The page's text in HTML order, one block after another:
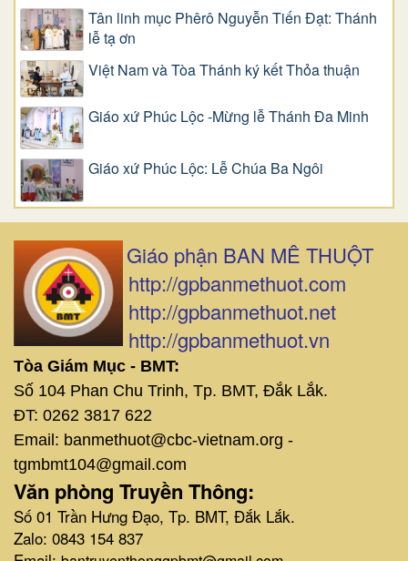
Tân linh mục Phêrô Nguyễn Tiến Đạt: Thánh
lễ tạ ơn
Việt Nam và Tòa Thánh ký kết Thỏa thuận
Giáo xứ Phúc Lộc -Mừng lễ Thánh Đa Minh
Giáo xứ Phúc Lộc: Lễ Chúa Ba Ngôi
Giáo phận BAN MÊ THUỘT
http://gpbanmethuot.com
http://gpbanmethuot.net
http://gpbanmethuot.vn
Tòa Giám Mục - BMT:
Số 104 Phan Chu Trinh, Tp. BMT, Đắk Lắk.
ĐT: 0262 3817 622
Email: banmethuot@cbc-vietnam.org -
tgmbmt104@gmail.com
Văn phòng Truyền Thông:
Số 01 Trần Hưng Đạo, Tp. BMT, Đắk Lắk.
Zalo: 0843 154 837